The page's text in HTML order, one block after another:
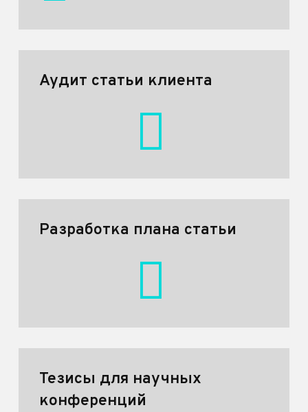
Аудит статьи клиента
Разработка плана статьи
Тезисы для научных
конференций